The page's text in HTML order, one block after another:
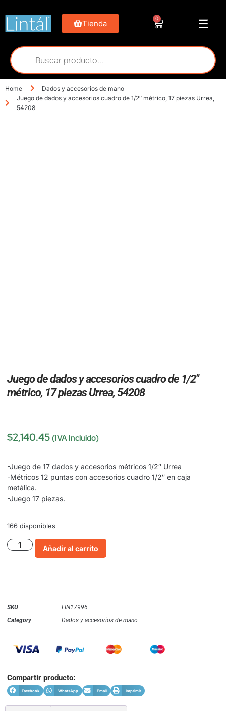
Tienda
0
Home
Dados y accesorios de mano
Juego de dados y accesorios cuadro de 1/2″ métrico, 17 piezas Urrea,
54208
Juego de dados y accesorios cuadro de 1/2″
métrico, 17 piezas Urrea, 54208
$2,140.45 (IVA Incluido)
-Juego de 17 dados y accesorios métricos 1/2″ Urrea
-Métricos 12 puntas con accesorios cuadro 1/2″ en caja
metálica.
-Juego 17 piezas.
166 disponibles
Añadir al carrito
SKU
LIN17996
Category
Dados y accesorios de mano
Compartir producto:
Facebook WhatsApp Email Imprimir